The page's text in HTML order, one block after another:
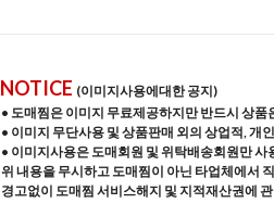
NOTICE (이미지사용에대한 공지)
• 도매찜은 이미지 무료제공하지만 반드시 상
• 이미지 무단사용 및 상품판매 외의 상업적, 개
• 이미지사용은 도매회원 및 위탁배송회원만 사
위 내용을 무시하고 도매찜이 아닌 타업체에서
경고없이 도매찜 서비스해지 및 지적재산권에